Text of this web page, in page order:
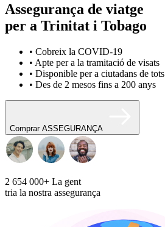
Assegurança de viatge
per a Trinitat i Tobago
• Cobreix la COVID-19
• Apte per a la tramitació de visats
• Disponible per a ciutadans de
• Des de 2 mesos fins a 200 anys
Comprar ASSEGURANÇA
2 654 000+ La gent
tria la nostra assegurança